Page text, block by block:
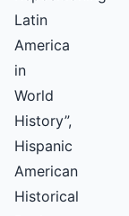
Latin
America
in
World
History”,
Hispanic
American
Historical